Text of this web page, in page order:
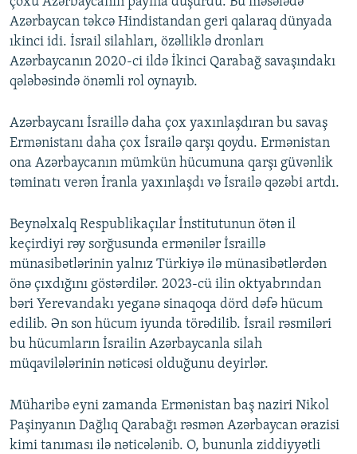
Azərbaycan təkcə Hindistandan geri qalaraq dünyada
ıkinci idi. İsrail silahları, özəlliklə dronları
Azərbaycanın 2020-ci ildə İkinci Qarabağ savaşındakı
qələbəsində önəmli rol oynayıb.
Azərbaycanı İsraillə daha çox yaxınlaşdıran bu savaş
Ermənistanı daha çox İsrailə qarşı qoydu. Ermənistan
ona Azərbaycanın mümkün hücumuna qarşı güvənlik
təminatı verən İranla yaxınlaşdı və İsrailə qəzəbi artdı.
Beynəlxalq Respublikaçılar İnstitutunun ötən il
keçirdiyi rəy sorğusunda ermənilər İsraillə
münasibətlərinin yalnız Türkiyə ilə münasibətlərdən
önə çıxdığını göstərdilər. 2023-cü ilin oktyabrından
bəri Yerevandakı yeganə sinaqoqa dörd dəfə hücum
edilib. Ən son hücum iyunda törədilib. İsrail rəsmiləri
bu hücumların İsrailin Azərbaycanla silah
müqavilələrinin nəticəsi olduğunu deyirlər.
Müharibə eyni zamanda Ermənistan baş naziri Nikol
Paşinyanın Dağlıq Qarabağı rəsmən Azərbaycan ərazisi
kimi tanıması ilə nəticələnib. O, bununla ziddiyyətli